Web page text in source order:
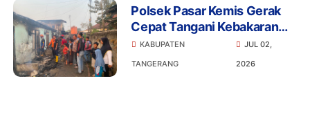
Polsek Pasar Kemis Gerak
Cepat Tangani Kebakaran
Kontrakan, Api Berhasil
Dicegah Meluas
KABUPATEN
TANGERANG
JUL 02,
2026